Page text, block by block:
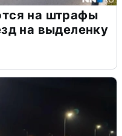
на штрафы
на выделенку